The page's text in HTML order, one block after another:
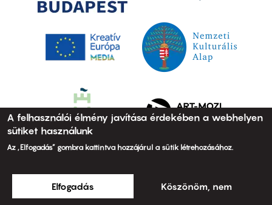
A felhasználói élmény javítása érdekében a webhelyen
sütiket használunk
Az „Elfogadás” gombra kattintva hozzájárul a sütik létrehozásához.
Elfogadás Köszönöm, nem